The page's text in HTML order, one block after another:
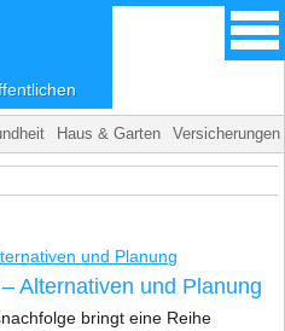
Haus & Garten Versicherungen
Alternativen und Planung
bringt eine Reihe